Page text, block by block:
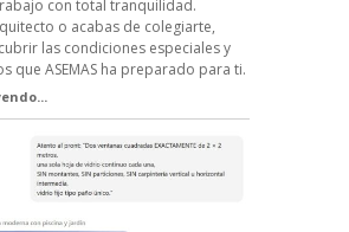
con total tranquilidad.
o acabas de colegiarte,
las condiciones especiales y
que ASEMAS ha preparado para ti.